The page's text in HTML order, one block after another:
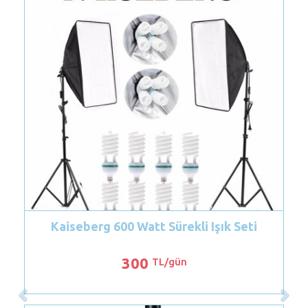
600 Watt Sürekli Işık Seti Godox 2'li